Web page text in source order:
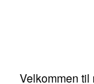
Velkommen til